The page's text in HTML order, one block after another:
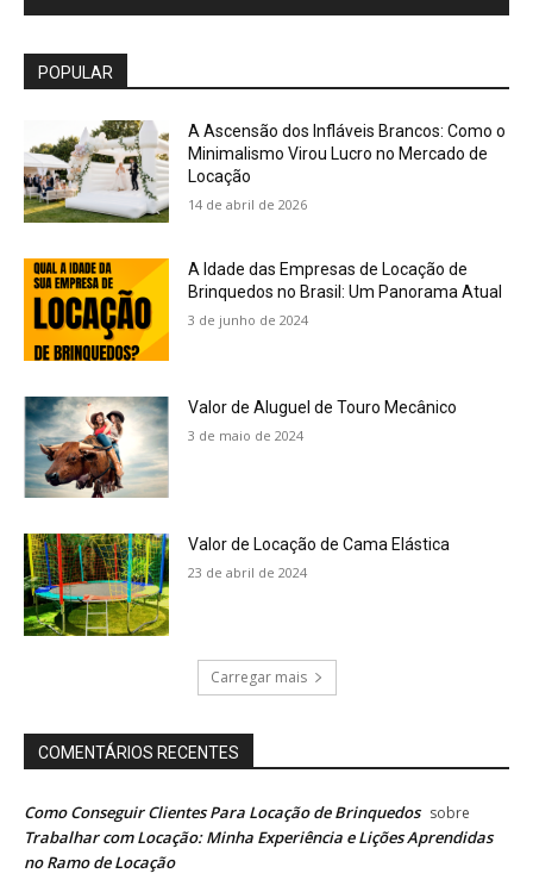
POPULAR
A Ascensão dos Infláveis Brancos: Como o
Minimalismo Virou Lucro no Mercado de
Locação
14 de abril de 2026
A Idade das Empresas de Locação de
Brinquedos no Brasil: Um Panorama Atual
3 de junho de 2024
Valor de Aluguel de Touro Mecânico
3 de maio de 2024
Valor de Locação de Cama Elástica
23 de abril de 2024
Carregar mais
COMENTÁRIOS RECENTES
Como Conseguir Clientes Para Locação de Brinquedos sobre
Trabalhar com Locação: Minha Experiência e Lições Aprendidas
no Ramo de Locação